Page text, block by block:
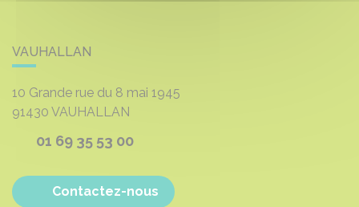
VAUHALLAN
10 Grande rue du 8 mai 1945
91430 VAUHALLAN
01 69 35 53 00
Contactez-nous